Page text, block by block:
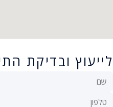
לייעוץ ובדיקת